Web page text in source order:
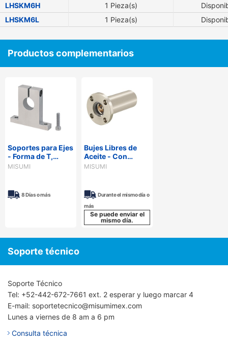
LHSKM6H
1 Pieza(s)
LHSKM6L
1 Pieza(s)
Productos complementarios
Soportes para Ejes
- Forma de T,
cuerpo delgado,
del eje con tornillo.
MISUMI
8 Días o más
Bujes Libres de
Aceite - Con
carcasa bridada,
MISUMI
Durante el mismo día o
más
Se puede enviar el
mismo día.
Soporte técnico
Soporte Técnico
Tel: +52-442-672-7661 ext. 2 esperar y luego marcar 4
E-mail: soportetecnico@misumimex.com
Lunes a viernes de 8 am a 6 pm
Consulta técnica